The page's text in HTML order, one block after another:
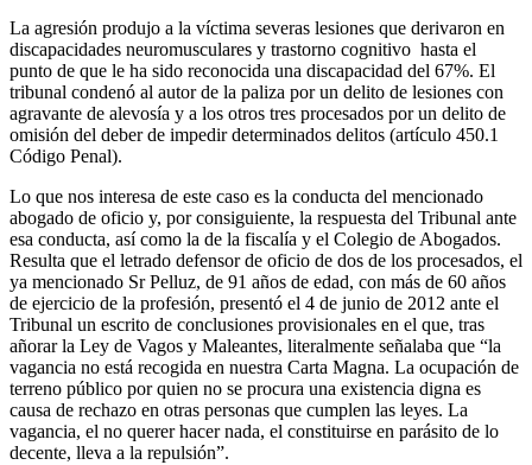
La agresión produjo a la víctima severas lesiones que derivaron en
discapacidades neuromusculares y trastorno cognitivo hasta el
punto de que le ha sido reconocida una discapacidad del 67%. El
tribunal condenó al autor de la paliza por un delito de lesiones con
agravante de alevosía y a los otros tres procesados por un delito de
omisión del deber de impedir determinados delitos (artículo 450.1
Código Penal).
Lo que nos interesa de este caso es la conducta del mencionado
abogado de oficio y, por consiguiente, la respuesta del Tribunal ante
esa conducta, así como la de la fiscalía y el Colegio de Abogados.
Resulta que el letrado defensor de oficio de dos de los procesados, el
ya mencionado Sr Pelluz, de 91 años de edad, con más de 60 años
de ejercicio de la profesión, presentó el 4 de junio de 2012 ante el
Tribunal un escrito de conclusiones provisionales en el que, tras
añorar la Ley de Vagos y Maleantes, literalmente señalaba que “la
vagancia no está recogida en nuestra Carta Magna. La ocupación de
terreno público por quien no se procura una existencia digna es
causa de rechazo en otras personas que cumplen las leyes. La
vagancia, el no querer hacer nada, el constituirse en parásito de lo
decente, lleva a la repulsión”.